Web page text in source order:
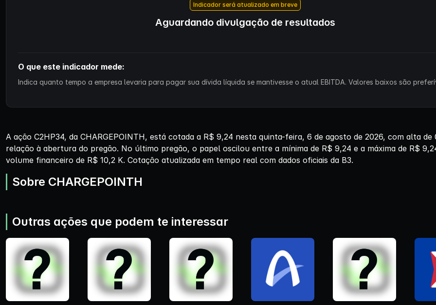
Indicador será atualizado em breve
Aguardando divulgação de resultados
O que este indicador mede:
Indica quanto tempo a empresa levaria para pagar sua dívida líquida se mantivesse o atual EBITDA. Valores baixos são
A ação C2HP34, da CHARGEPOINTH, está cotada a R$ 9,24 nesta quinta-feira, 6 de agosto de 2026, com alta de
relação à abertura do pregão. No último pregão, o papel oscilou entre a mínima de R$ 9,24 e a máxima de R$
volume financeiro de R$ 10,2 K. Cotação atualizada em tempo real com dados oficiais da B3.
Sobre CHARGEPOINTH
Outras ações que podem te interessar